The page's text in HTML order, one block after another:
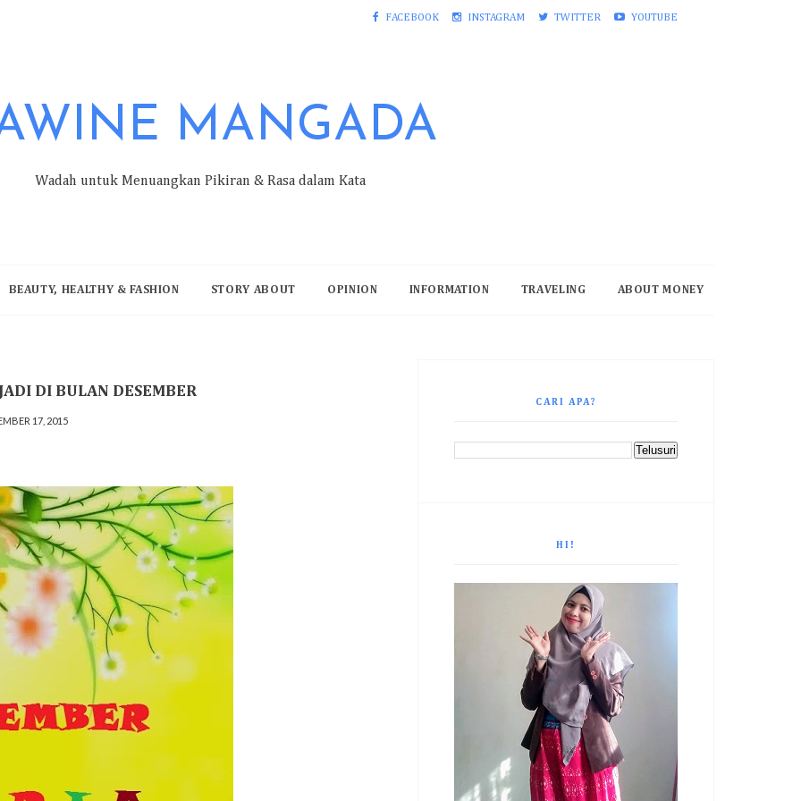
FACEBOOK INSTAGRAM TWITTER YOUTUBE
MANGADA
Wadah untuk Menuangkan Pikiran & Rasa dalam Kata
BEAUTY, HEALTHY & FASHION STORY ABOUT OPINION INFORMATION TRAVELING ABOUT MONEY
DI BULAN DESEMBER
17, 2015
CARI APA?
HI!